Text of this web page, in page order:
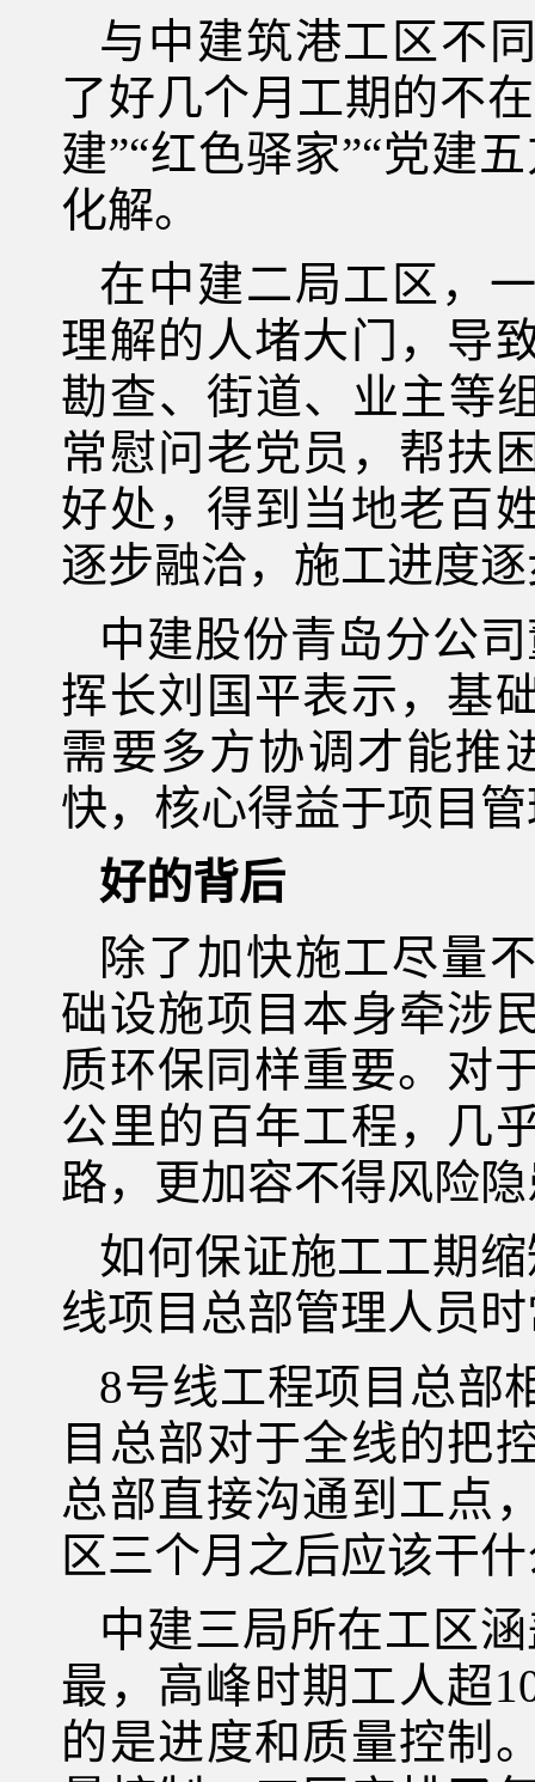
与中建筑港工区不
了好几个月工期的不
建”“红色驿家”“党建
化解。
在中建二局工区，
理解的人堵大门，导
勘查、街道、业主等
常慰问老党员，帮扶
好处，得到当地老百
逐步融洽，施工进度
中建股份青岛分公
挥长刘国平表示，基
需要多方协调才能推
快，核心得益于项目
好的背后
除了加快施工尽量
础设施项目本身牵涉
质环保同样重要。对
公里的百年工程，几
路，更加容不得风险
如何保证施工工期
线项目总部管理人员
8号线工程项目总部
目总部对于全线的把
总部直接沟通到工点
区三个月之后应该干
中建三局所在工区
最，高峰时期工人超
的是进度和质量控制